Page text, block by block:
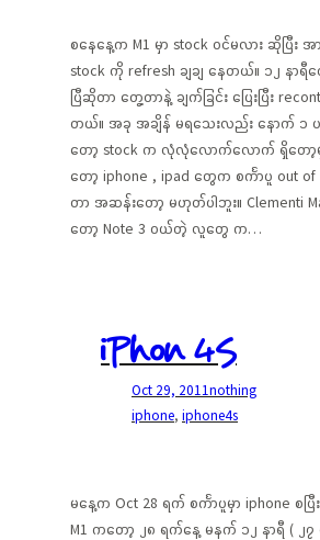
စနေနေ့က M1 မှာ stock ဝင်မလား ဆိုပြီး အ
stock ကို refresh ချချ နေတယ်။ ၁၂ နာရီ
ပြီဆိုတာ တွေ့တာနဲ့ ချက်ခြင်း ပြေးပြီး
တယ်။ အခု အချိန် မရသေးလည်း နောက်
တော့ stock က လုံလုံလောက်လောက် ရှိတော့
တော့ iphone , ipad တွေက စင်္ကာပူ out
တာ အဆန်းတော့ မဟုတ်ပါဘူး။ Clementi
တော့ Note 3 ဝယ်တဲ့ လူတွေ က…
iPhon 4S
Oct 29, 2011nothing
iphone, iphone4s
မနေ့က Oct 28 ရက် စင်္ကာပူမှာ iphone စပြီ
M1 ကတော့ ၂၈ ရက်နေ့ မနက် ၁၂ နာရီ ( ၂